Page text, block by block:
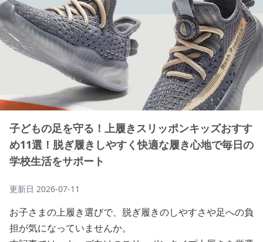
子どもの足を守る！上履きスリッポンキッズおすす
め11選！脱ぎ履きしやすく快適な履き心地で毎日の
学校生活をサポート
更新日 2026-07-11
お子さまの上履き選びで、脱ぎ履きのしやすさや足への負
担が気になっていませんか。